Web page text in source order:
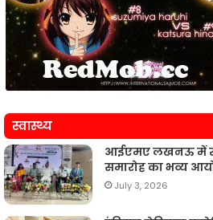
स्वास्थ्य
आईएमए लखनऊ में
समारोह का भव्य
July 3, 2026